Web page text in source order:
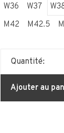
W36 W37
M42
M42.5
Quantité:
Ajouter au